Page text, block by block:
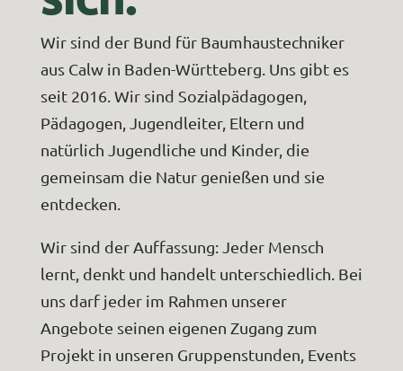
Wir sind der Bund für Baumhaustechniker
aus Calw in Baden-Württeberg. Uns gibt es
seit 2016. Wir sind Sozialpädagogen,
Pädagogen, Jugendleiter, Eltern und
natürlich Jugendliche und Kinder, die
gemeinsam die Natur genießen und sie
entdecken.
Wir sind der Auffassung: Jeder Mensch
lernt, denkt und handelt unterschiedlich. Bei
uns darf jeder im Rahmen unserer
Angebote seinen eigenen Zugang zum
Projekt in unseren Gruppenstunden, Events